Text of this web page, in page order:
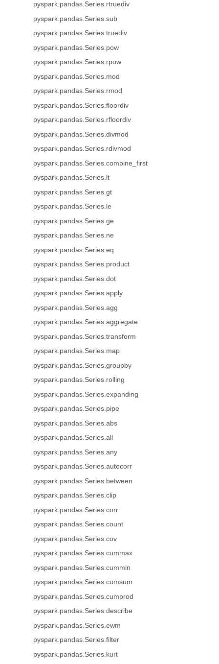
pyspark.pandas.Series.rtruediv
pyspark.pandas.Series.sub
pyspark.pandas.Series.truediv
pyspark.pandas.Series.pow
pyspark.pandas.Series.rpow
pyspark.pandas.Series.mod
pyspark.pandas.Series.rmod
pyspark.pandas.Series.floordiv
pyspark.pandas.Series.rfloordiv
pyspark.pandas.Series.divmod
pyspark.pandas.Series.rdivmod
pyspark.pandas.Series.combine_first
pyspark.pandas.Series.lt
pyspark.pandas.Series.gt
pyspark.pandas.Series.le
pyspark.pandas.Series.ge
pyspark.pandas.Series.ne
pyspark.pandas.Series.eq
pyspark.pandas.Series.product
pyspark.pandas.Series.dot
pyspark.pandas.Series.apply
pyspark.pandas.Series.agg
pyspark.pandas.Series.aggregate
pyspark.pandas.Series.transform
pyspark.pandas.Series.map
pyspark.pandas.Series.groupby
pyspark.pandas.Series.rolling
pyspark.pandas.Series.expanding
pyspark.pandas.Series.pipe
pyspark.pandas.Series.abs
pyspark.pandas.Series.all
pyspark.pandas.Series.any
pyspark.pandas.Series.autocorr
pyspark.pandas.Series.between
pyspark.pandas.Series.clip
pyspark.pandas.Series.corr
pyspark.pandas.Series.count
pyspark.pandas.Series.cov
pyspark.pandas.Series.cummax
pyspark.pandas.Series.cummin
pyspark.pandas.Series.cumsum
pyspark.pandas.Series.cumprod
pyspark.pandas.Series.describe
pyspark.pandas.Series.ewm
pyspark.pandas.Series.filter
pyspark.pandas.Series.kurt